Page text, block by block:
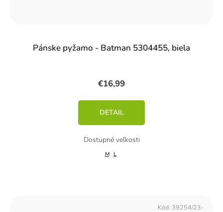
Pánske pyžamo - Batman 5304455, biela
€16,99
DETAIL
M L
Kód: 39254/23-